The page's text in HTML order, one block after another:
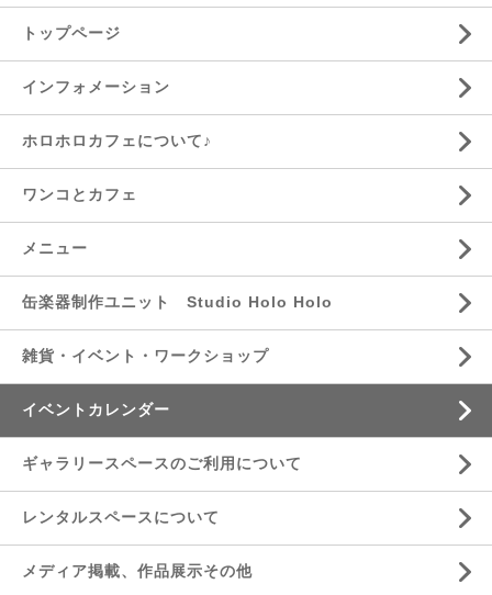
トップページ
インフォメーション
ホロホロカフェについて♪
ワンコとカフェ
メニュー
缶楽器制作ユニット Studio Holo Holo
雑貨・イベント・ワークショップ
イベントカレンダー
ギャラリースペースのご利用について
レンタルスペースについて
メディア掲載、作品展示その他